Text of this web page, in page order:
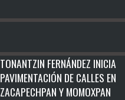
TONANTZIN FERNÁNDEZ INICIA
PAVIMENTACIÓN DE CALLES EN
ZACAPECHPAN Y MOMOXPAN